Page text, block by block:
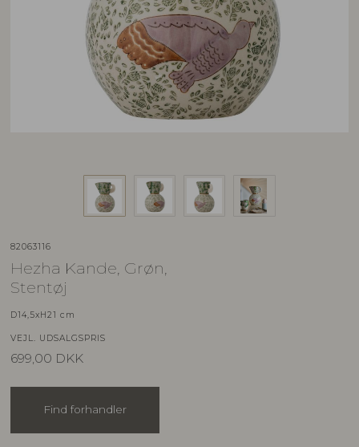
82063116
Hezha Kande, Grøn,
Stentøj
D14,5xH21 cm
VEJL. UDSALGSPRIS
699,00 DKK
Find forhandler